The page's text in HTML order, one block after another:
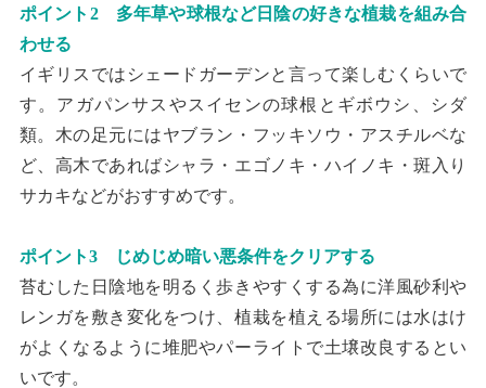
ポイント2 多年草や球根など日陰の好きな植栽を組み合
わせる
イギリスではシェードガーデンと言って楽しむくらいで
す。アガパンサスやスイセンの球根とギボウシ、シダ
類。木の足元にはヤブラン・フッキソウ・アスチルベな
ど、高木であればシャラ・エゴノキ・ハイノキ・斑入り
サカキなどがおすすめです。
ポイント3 じめじめ暗い悪条件をクリアする
苔むした日陰地を明るく歩きやすくする為に洋風砂利や
レンガを敷き変化をつけ、植栽を植える場所には水はけ
がよくなるように堆肥やパーライトで土壌改良するとい
いです。